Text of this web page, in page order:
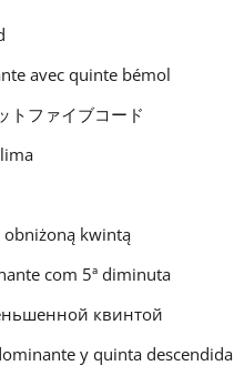
avec quinte bémol
トファイブコード
kwintą
com 5ª diminuta
квинтой
y quinta descendida